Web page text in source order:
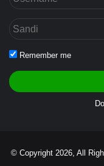
Remember me
© Copyright 2026, All